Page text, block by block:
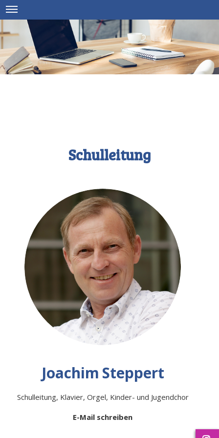
Schulleitung
Joachim Steppert
Schulleitung, Klavier, Orgel, Kinder- und Jugendchor
E-Mail schreiben